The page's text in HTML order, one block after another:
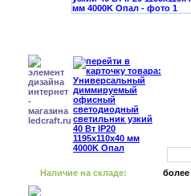
Наличие на складе: более